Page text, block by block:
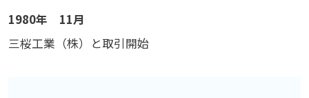
1980年 11月
三桜工業（株）と取引開始